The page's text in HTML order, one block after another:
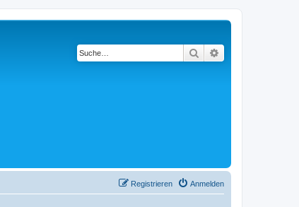
Suche
Anmelden
Registrieren